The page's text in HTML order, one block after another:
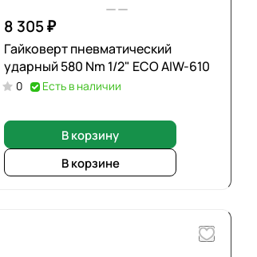
8 305 ₽
Гайковерт пневматический
ударный 580 Nm 1/2" ECO AIW-610
0 Есть в наличии
В корзину
В корзине